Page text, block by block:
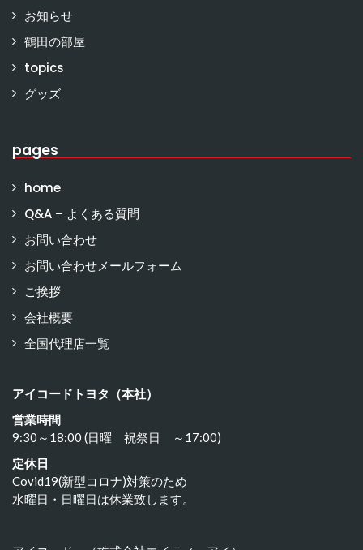
お知らせ
鶴田の部屋
topics
グッズ
pages
home
Q&A – よくある質問
お問い合わせ
お問い合わせメールフォーム
ご挨拶
会社概要
全国代理店一覧
アイコードトヨタ（本社）
営業時間
9:30～18:00 (日曜 祝祭日 ～17:00)
定休日
Covid19(新型コロナ)対策のため
水曜日・日曜日は休業致します。